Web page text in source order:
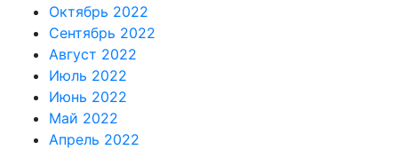
Октябрь 2022
Сентябрь 2022
Август 2022
Июль 2022
Июнь 2022
Май 2022
Апрель 2022